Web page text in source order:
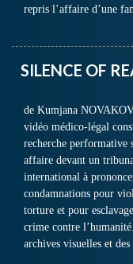
repris l’affaire d’une
SILENCE OF
de Kumjana
vidéo médico-légal
recherche performative
affaire devant un
international à
condamnations pour
torture et pour
crime contre
archives visuelles et